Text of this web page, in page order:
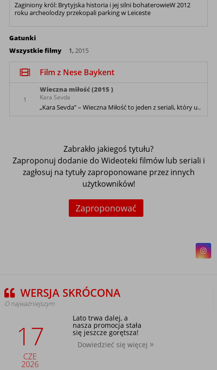
Zaginiony król: Brytyjska historia i jej silni bohaterowieW 2012
roku archeolodzy przekopali parking w Leiceste
Gatunki
Wszystkie filmy
1,2015
Film z Nese Baykent
1
Wieczna miłość (2015 )
Kara Sevda
„Kara Sevda” – Wieczna Miłość to jeden z seriali, który u..
Zabrakło jakiegoś tytułu?
Zaproponuj dodanie do Wideoteki filmów lub seriali i
zagłosuj na tytuły zaproponowane przez innych
użytkowników!
Zaproponować
WERSJA SKRÓCONA
O najważniejszym
17
CZE
2026
Lato trwa dalej, a
nasza promocja stała
się jeszcze gorętsza!
Dowiedzieć się więcej